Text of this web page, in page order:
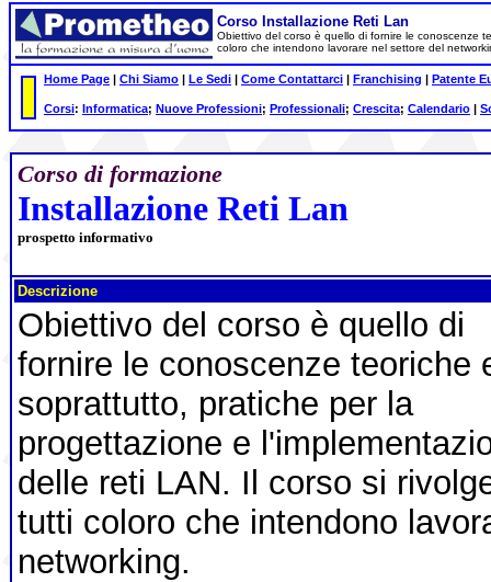
Corso Installazione Reti Lan
Obiettivo del corso è quello di fornire le conoscenze
coloro che intendono lavorare nel settore del
Home Page | Chi Siamo | Le Sedi | Come Contattarci | Franchising | Patente
Corsi: Informatica; Nuove Professioni; Professionali; Crescita; Calendario |
Corso di formazione
Installazione Reti Lan
prospetto informativo
Descrizione
Obiettivo del corso è quello di
fornire le conoscenze teoriche
soprattutto, pratiche per la
progettazione e
delle reti LAN. Il corso si
tutti coloro che intendono
networking.